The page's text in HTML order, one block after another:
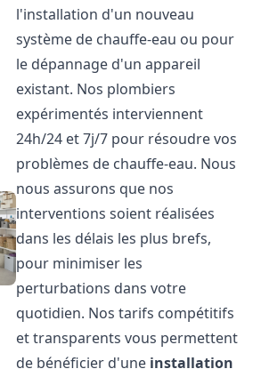
l'installation d'un nouveau
système de chauffe-eau ou pour
le dépannage d'un appareil
existant. Nos plombiers
expérimentés interviennent
24h/24 et 7j/7 pour résoudre vos
problèmes de chauffe-eau. Nous
nous assurons que nos
interventions soient réalisées
dans les délais les plus brefs,
pour minimiser les
perturbations dans votre
quotidien. Nos tarifs compétitifs
et transparents vous permettent
de bénéficier d'une installation